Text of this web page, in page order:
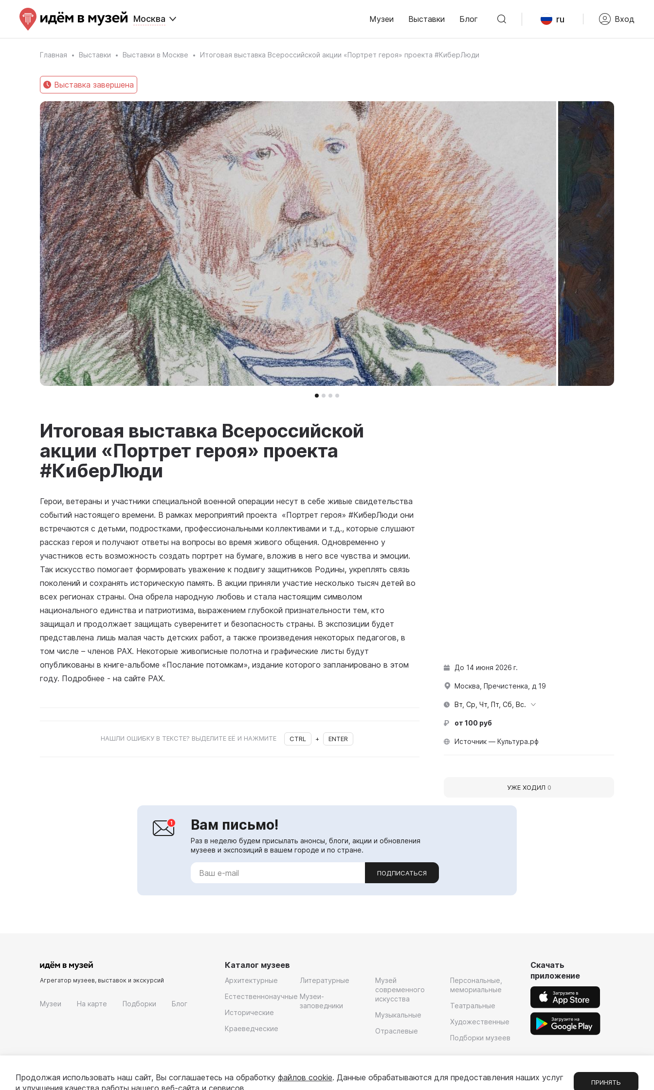
Москва Музеи Выставки Блог ru Вход
Главная Выставки Выставки в Москве Итоговая выставка Всероссийской акции «Портрет героя» проекта #КиберЛюди
Выставка завершена
Итоговая выставка Всероссийской
акции «Портрет героя» проекта
#КиберЛюди
Герои, ветераны и участники специальной военной операции несут в себе живые свидетельства
событий настоящего времени. В рамках мероприятий проекта «Портрет героя» #КиберЛюди они
встречаются с детьми, подростками, профессиональными коллективами и т.д., которые слушают
рассказ героя и получают ответы на вопросы во время живого общения. Одновременно у
участников есть возможность создать портрет на бумаге, вложив в него все чувства и эмоции.
Так искусство помогает формировать уважение к подвигу защитников Родины, укреплять связь
поколений и сохранять историческую память. В акции приняли участие несколько тысяч детей во
всех регионах страны. Она обрела народную любовь и стала настоящим символом
национального единства и патриотизма, выражением глубокой признательности тем, кто
защищал и продолжает защищать суверенитет и безопасность страны. В экспозиции будет
представлена лишь малая часть детских работ, а также произведения некоторых педагогов, в
том числе – членов РАХ. Некоторые живописные полотна и графические листы будут
опубликованы в книге-альбоме «Послание потомкам», издание которого запланировано в этом
году. Подробнее - на сайте РАХ.
НАШЛИ ОШИБКУ В ТЕКСТЕ? ВЫДЕЛИТЕ ЕЁ И НАЖМИТЕ CTRL + ENTER
До 14 июня 2026 г.
Москва, Пречистенка, д 19
Вт, Ср, Чт, Пт, Сб, Вс.
от 100 руб
Источник — Культура.рф
УЖЕ ХОДИЛ 0
Вам письмо!
Раз в неделю будем присылать анонсы, блоги, акции и обновления
музеев и экспозиций в вашем городе и по стране.
ПОДПИСАТЬСЯ
Агрегатор музеев, выставок и экскурсий
Музеи На карте Подборки Блог
Каталог музеев
Архитектурные
Естественнонаучные
Исторические
Краеведческие
Литературные
Музеи-
заповедники
Музей
современного
искусства
Музыкальные
Отраслевые
Персональные,
мемориальные
Театральные
Художественные
Подборки музеев
Скачать
приложение
Продолжая использовать наш сайт, Вы соглашаетесь на обработку файлов cookie. Данные обрабатываются для предоставления наших услуг
и улучшения качества работы нашего веб-сайта и сервисов
ПРИНЯТЬ